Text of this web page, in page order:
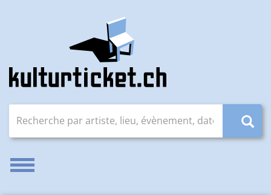
Recherche par artiste, lieu, évènement, date
Activer/désactiver la navigation